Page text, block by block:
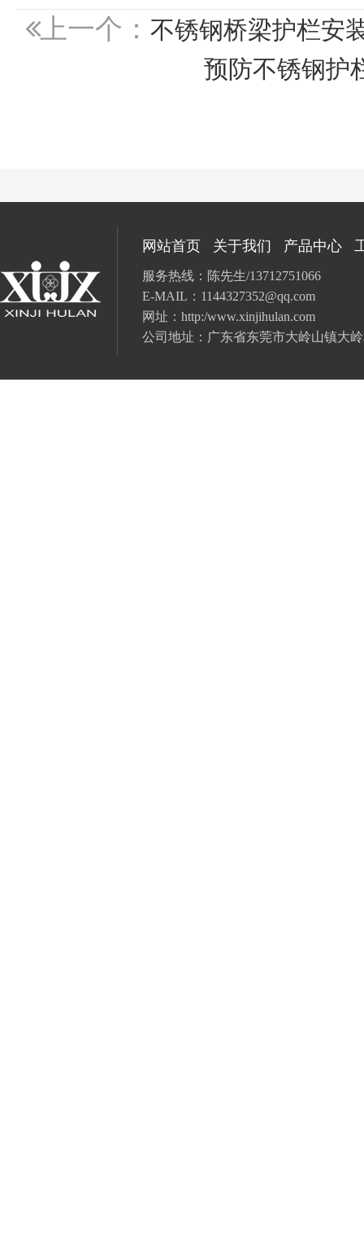
上一个： 不锈钢桥梁护栏安
预防不锈钢护
网站首页 关于我们 产品中心
服务热线：陈先生/13712751066
E-MAIL： 1144327352@qq.com
网址： http:/www.xinjihulan.com
公司地址：广东省东莞市大岭山镇大